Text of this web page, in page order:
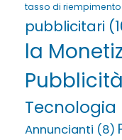
tasso di
pubblicitari
la
Pubblicità
Annuncianti (8)